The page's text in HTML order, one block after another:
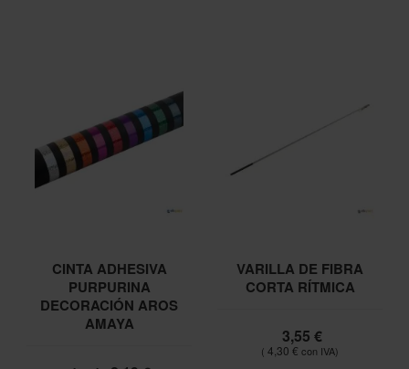
CINTA ADHESIVA
PURPURINA
DECORACIÓN AROS
AMAYA
VARILLA DE FIBRA
CORTA RÍTMICA
3,55 €
4,30 €